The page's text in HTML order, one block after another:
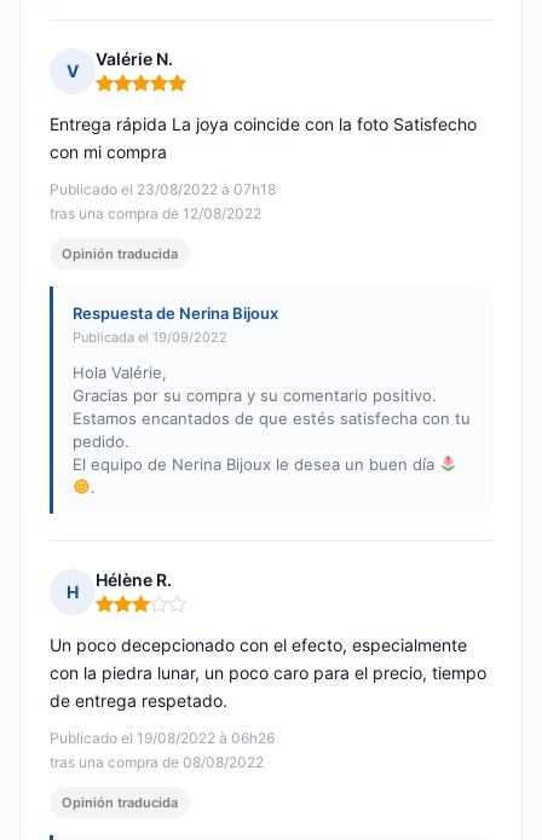
V
Valérie N.
Nota: 5 de 5
Publicado el 23/08/2022 à 07h18
tras una compra de 12/08/2022
Entrega rápida La joya coincide con la foto Satisfecho
con mi compra
Opinión traducida
Respuesta de Nerina Bijoux
Publicada el 19/09/2022
Hola Valérie,
Gracias por su compra y su comentario positivo.
Estamos encantados de que estés satisfecha con tu
pedido.
El equipo de Nerina Bijoux le desea un buen día
.
H
Hélène R.
Nota: 3 de 5
Publicado el 19/08/2022 à 06h26
tras una compra de 08/08/2022
Un poco decepcionado con el efecto, especialmente
con la piedra lunar, un poco caro para el precio, tiempo
de entrega respetado.
Opinión traducida